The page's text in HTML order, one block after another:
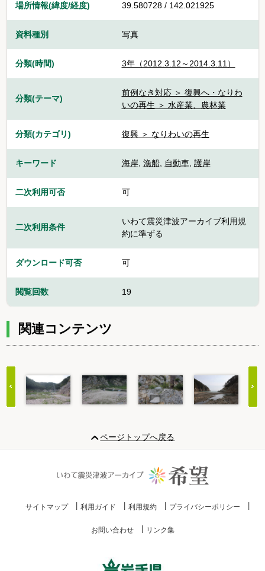
場所情報(緯度/経度) 39.580728 / 142.021925
資料種別 写真
分類(時間) 3年（2012.3.12～2014.3.11）
分類(テーマ)
前例なき対応 ＞ 復興へ・なりわ
いの再生 ＞ 水産業、農林業
分類(カテゴリ) 復興 ＞ なりわいの再生
キーワード 海岸, 漁船, 自動車, 護岸
二次利用可否 可
二次利用条件
いわて震災津波アーカイブ利用規
約に準ずる
ダウンロード可否 可
閲覧回数 19
関連コンテンツ
20
ページトップへ戻る
サイトマップ 利用ガイド 利用規約 プライバシーポリシー
お問い合わせ リンク集